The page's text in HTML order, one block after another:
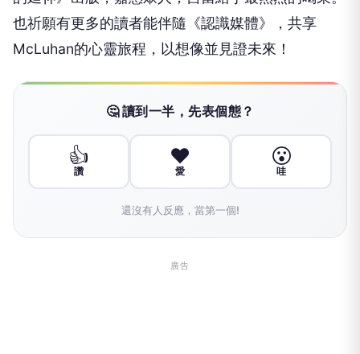
也祈願有更多的讀者能伴隨《認識媒體》，共享
McLuhan的心靈旅程，以想像並見證未來！
🤔 讀到一半，先表個態？
👍
讚
❤️
愛
😮
哇
還沒有人反應，當第一個!
廣告